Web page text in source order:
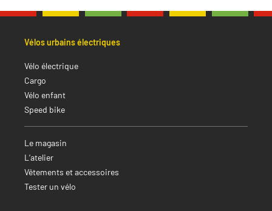
Vélos urbains électriques
Vélo électrique
Cargo
Vélo enfant
Speed bike
Le magasin
L’atelier
Vêtements et accessoires
Tester un vélo